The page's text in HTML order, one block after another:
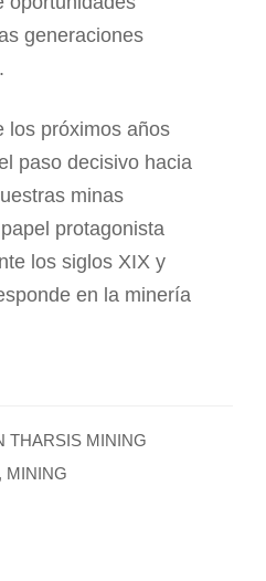
generaciones
los próximos años
paso decisivo hacia
minas
protagonista
los siglos XIX y
en la minería
THARSIS MINING
, MINING